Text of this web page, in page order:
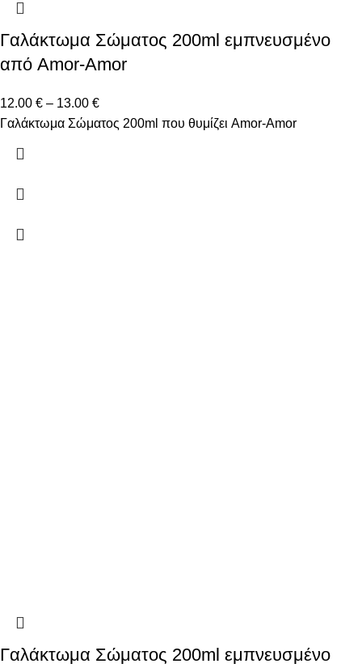
Γαλάκτωμα Σώματος 200ml εμπνευσμένο
από Amor-Amor
12.00 € – 13.00 €
Γαλάκτωμα Σώματος 200ml που θυμίζει Amor-Amor
Γαλάκτωμα Σώματος 200ml εμπνευσμένο